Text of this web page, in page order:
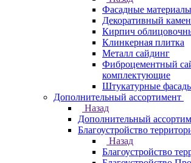
Фасадные материалы
Декоративный
Кирпич
Клинкерная плитка
Металл сайдинг
Фиброцементный
комплектующие
Штукатурные
Дополнительный ассортимент
Назад
Дополнительный
Благоустройство
Назад
Благоустройство